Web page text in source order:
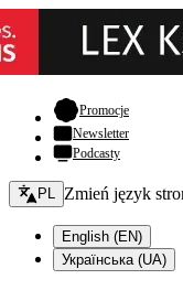
Promocje- otwiera
Newsletter
Podcasty
Zmień język - bieżący:
PL Zmień język
English (EN)
Українська (UA)